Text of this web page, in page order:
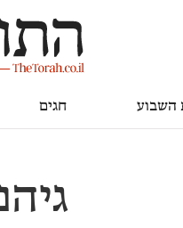
השבוע חגים
חקר ואמונה